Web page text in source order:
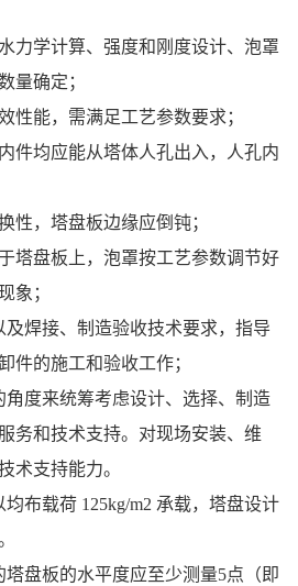
力学计算、强度和刚度设计、泡罩
量确定；
性能，需满足工艺参数要求；
件均应能从塔体人孔出入，人孔内
性，塔盘板边缘应倒钝；
塔盘板上，泡罩按工艺参数调节好
象；
及焊接、制造验收技术要求，指导
件的施工和验收工作；
角度来统筹考虑设计、选择、制造
务和技术支持。对现场安装、维
术支持能力。
布载荷 125kg/m2 承载，塔盘设计
塔盘板的水平度应至少测量5点（即